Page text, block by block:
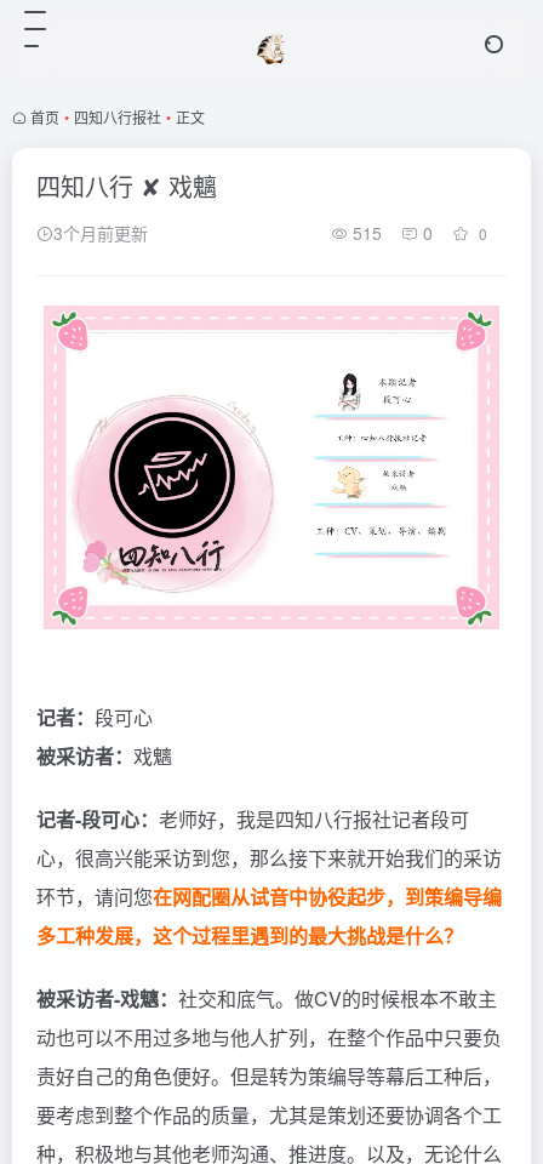
首页 • 四知八行报社 • 正文
四知八行 ✘ 戏魑
3个月前更新 515 0 0
记者： 段可心
被采访者： 戏魑
记者-段可心： 老师好，我是四知八行报社记者段可
心，很高兴能采访到您，那么接下来就开始我们的采访
环节，请问您在网配圈从试音中协役起步，到策编导编
多工种发展，这个过程里遇到的最大挑战是什么？
被采访者-戏魑： 社交和底气。做CV的时候根本不敢主
动也可以不用过多地与他人扩列，在整个作品中只要负
责好自己的角色便好。但是转为策编导等幕后工种后，
要考虑到整个作品的质量，尤其是策划还要协调各个工
种，积极地与其他老师沟通、推进度。以及，无论什么